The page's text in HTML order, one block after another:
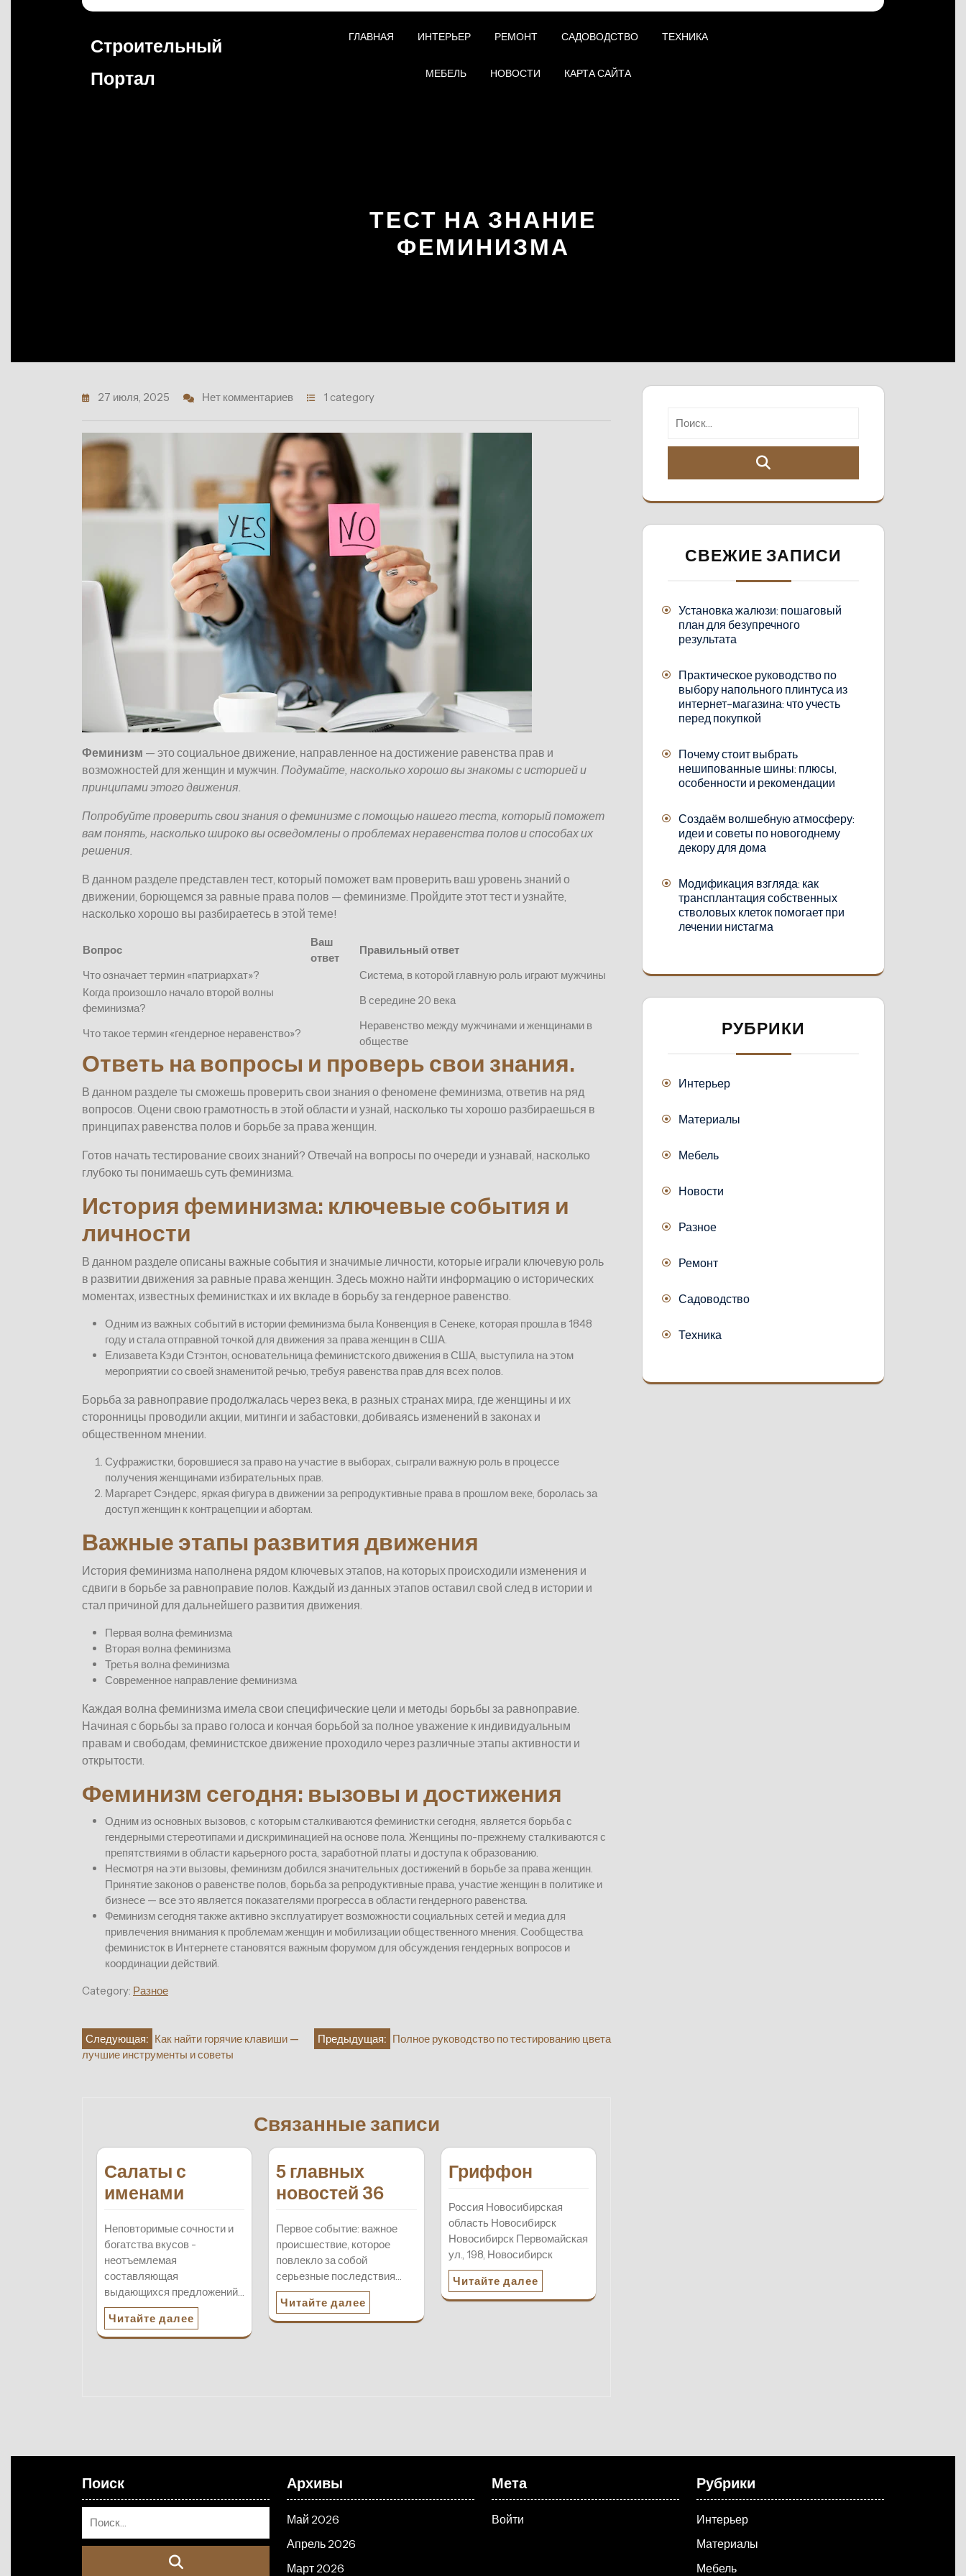
Строительный
Портал
ГЛАВНАЯ ИНТЕРЬЕР РЕМОНТ САДОВОДСТВО ТЕХНИКА
МЕБЕЛЬ НОВОСТИ КАРТА САЙТА
ТЕСТ НА ЗНАНИЕ
ФЕМИНИЗМА
27 июля, 2025 Нет комментариев 1 category
Феминизм — это социальное движение, направленное на достижение равенства прав и
возможностей для женщин и мужчин. Подумайте, насколько хорошо вы знакомы с историей и
принципами этого движения.
Попробуйте проверить свои знания о феминизме с помощью нашего теста, который поможет
вам понять, насколько широко вы осведомлены о проблемах неравенства полов и способах их
решения.
В данном разделе представлен тест, который поможет вам проверить ваш уровень знаний о
движении, борющемся за равные права полов — феминизме. Пройдите этот тест и узнайте,
насколько хорошо вы разбираетесь в этой теме!
Вопрос
Ваш
ответ
Правильный ответ
Что означает термин «патриархат»?
Система, в которой главную роль играют мужчины
Когда произошло начало второй волны
феминизма?
В середине 20 века
Что такое термин «гендерное неравенство»?
Неравенство между мужчинами и женщинами в
обществе
Ответь на вопросы и проверь свои знания.
В данном разделе ты сможешь проверить свои знания о феномене феминизма, ответив на ряд
вопросов. Оцени свою грамотность в этой области и узнай, насколько ты хорошо разбираешься в
принципах равенства полов и борьбе за права женщин.
Готов начать тестирование своих знаний? Отвечай на вопросы по очереди и узнавай, насколько
глубоко ты понимаешь суть феминизма.
История феминизма: ключевые события и
личности
В данном разделе описаны важные события и значимые личности, которые играли ключевую роль
в развитии движения за равные права женщин. Здесь можно найти информацию о исторических
моментах, известных феминистках и их вкладе в борьбу за гендерное равенство.
Одним из важных событий в истории феминизма была Конвенция в Сенеке, которая прошла в 1848
году и стала отправной точкой для движения за права женщин в США.
Елизавета Кэди Стэнтон, основательница феминистского движения в США, выступила на этом
мероприятии со своей знаменитой речью, требуя равенства прав для всех полов.
Борьба за равноправие продолжалась через века, в разных странах мира, где женщины и их
сторонницы проводили акции, митинги и забастовки, добиваясь изменений в законах и
общественном мнении.
Суфражистки, боровшиеся за право на участие в выборах, сыграли важную роль в процессе
получения женщинами избирательных прав.
Маргарет Сэндерс, яркая фигура в движении за репродуктивные права в прошлом веке, боролась за
доступ женщин к контрацепции и абортам.
Важные этапы развития движения
История феминизма наполнена рядом ключевых этапов, на которых происходили изменения и
сдвиги в борьбе за равноправие полов. Каждый из данных этапов оставил свой след в истории и
стал причиной для дальнейшего развития движения.
Первая волна феминизма
Вторая волна феминизма
Третья волна феминизма
Современное направление феминизма
Каждая волна феминизма имела свои специфические цели и методы борьбы за равноправие.
Начиная с борьбы за право голоса и кончая борьбой за полное уважение к индивидуальным
правам и свободам, феминистское движение проходило через различные этапы активности и
открытости.
Феминизм сегодня: вызовы и достижения
Одним из основных вызовов, с которым сталкиваются феминистки сегодня, является борьба с
гендерными стереотипами и дискриминацией на основе пола. Женщины по-прежнему сталкиваются с
препятствиями в области карьерного роста, заработной платы и доступа к образованию.
Несмотря на эти вызовы, феминизм добился значительных достижений в борьбе за права женщин.
Принятие законов о равенстве полов, борьба за репродуктивные права, участие женщин в политике и
бизнесе — все это является показателями прогресса в области гендерного равенства.
Феминизм сегодня также активно эксплуатирует возможности социальных сетей и медиа для
привлечения внимания к проблемам женщин и мобилизации общественного мнения. Сообщества
феминисток в Интернете становятся важным форумом для обсуждения гендерных вопросов и
координации действий.
Category: Разное
Навигация
Предыдущая: Полное руководство по тестированию цвета
Следующая: Как найти горячие клавиши —
лучшие инструменты и советы
Связанные записи
Салаты с
именами
Неповторимые сочности и
богатства вкусов -
неотъемлемая
составляющая
выдающихся предложений…
Читайте далее
5 главных
новостей 36
Первое событие: важное
происшествие, которое
повлекло за собой
серьезные последствия…
Читайте далее
Гриффон
Россия Новосибирская
область Новосибирск
Новосибирск Первомайская
ул., 198, Новосибирск
Читайте далее
СВЕЖИЕ ЗАПИСИ
Установка жалюзи: пошаговый
план для безупречного
результата
Практическое руководство по
выбору напольного плинтуса из
интернет-магазина: что учесть
перед покупкой
Почему стоит выбрать
нешипованные шины: плюсы,
особенности и рекомендации
Создаём волшебную атмосферу:
идеи и советы по новогоднему
декору для дома
Модификация взгляда: как
трансплантация собственных
стволовых клеток помогает при
лечении нистагма
РУБРИКИ
Интерьер
Материалы
Мебель
Новости
Разное
Ремонт
Садоводство
Техника
Поиск Архивы
Май 2026
Апрель 2026
Март 2026
Мета
Войти
Рубрики
Интерьер
Материалы
Мебель